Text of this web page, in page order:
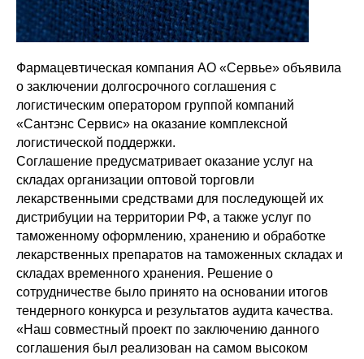
Фармацевтическая компания АО «Сервье» объявила
о заключении долгосрочного соглашения с
логистическим оператором группой компаний
«Сантэнс Сервис» на оказание комплексной
логистической поддержки.
Соглашение предусматривает оказание услуг на
складах организации оптовой торговли
лекарственными средствами для последующей их
дистрибуции на территории РФ, а также услуг по
таможенному оформлению, хранению и обработке
лекарственных препаратов на таможенных складах и
складах временного хранения. Решение о
сотрудничестве было принято на основании итогов
тендерного конкурса и результатов аудита качества.
«Наш совместный проект по заключению данного
соглашения был реализован на самом высоком